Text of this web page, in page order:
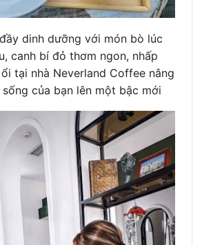
dinh dưỡng với món bò lúc
canh bí đỏ thơm ngon, nhấp
tại nhà Neverland Coffee nâng
của bạn lên một bậc mới